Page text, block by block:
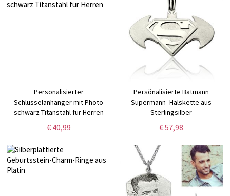
Personalisierter
Schlüsselanhänger mit Photo
schwarz Titanstahl für Herren
€ 40,99
Persönalisierte Batmann
Supermann- Halskette aus
Sterlingsilber
€ 57,98